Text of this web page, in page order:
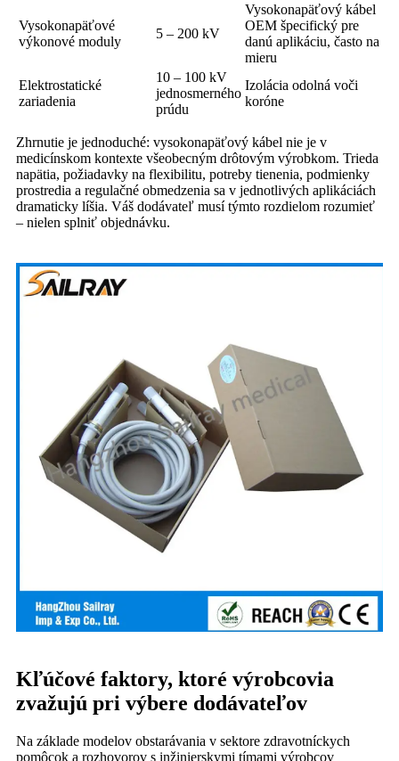
Vysokonapäťové
výkonové moduly
5 – 200 kV
Vysokonapäťový kábel
OEM špecifický pre
danú aplikáciu, často na
mieru
Elektrostatické
zariadenia
10 – 100 kV
jednosmerného
prúdu
Izolácia odolná voči
koróne
Zhrnutie je jednoduché: vysokonapäťový kábel nie je v
medicínskom kontexte všeobecným drôtovým výrobkom. Trieda
napätia, požiadavky na flexibilitu, potreby tienenia, podmienky
prostredia a regulačné obmedzenia sa v jednotlivých aplikáciách
dramaticky líšia. Váš dodávateľ musí týmto rozdielom rozumieť
– nielen splniť objednávku.
Kľúčové faktory, ktoré výrobcovia
zvažujú pri výbere dodávateľov
Na základe modelov obstarávania v sektore zdravotníckych
pomôcok a rozhovorov s inžinierskymi tímami výrobcov